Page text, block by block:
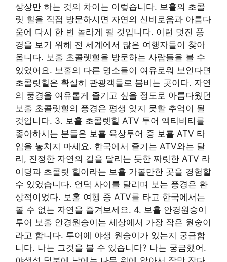
상상만 하는 것의 차이는 이렇습니다. 보홀의 초콜
릿 힐을 직접 방문하시면 자연의 신비로움과 아름다
움에 다시 한 번 놀라게 될 것입니다. 이런 멋진 풍
경을 보기 위해 전 세계에서 많은 여행자들이 찾아
옵니다. 보홀 초콜렛힐을 방문하는 사람들을 볼 수
있었어요. 보홀의 다른 명소들이 여유로워 보인다면
초콜릿힐은 확실히 관광객들로 붐비는 곳이다. 자연
의 풍경을 여유롭게 즐기고 싶을 정도로 아름다웠던
보홀 초콜릿힐의 풍경은 평생 잊지 못할 추억이 될
것입니다. 3. 보홀 초콜렛힐 ATV 투어 액티비티를
좋아하시는 분들은 보홀 육상투어 중 보홀 ATV 타
임을 놓치지 마세요. 한국에서 즐기는 ATV와는 달
리, 진정한 자연의 길을 달리는 듯한 짜릿한 ATV 라
이딩과 초콜릿 힐이라는 보홀 가볼만한 곳을 경험할
수 있었습니다. 언덕 사이를 달리며 보는 풍경은 환
상적이었다. 보홀 여행 중 ATV를 타고 한국에서는
볼 수 없는 자연을 즐겨보세요. 4. 보홀 안경원숭이
투어 보홀 안경원숭이는 세상에서 가장 작은 원숭이
라고 합니다. 투어에 야생 원숭이가 있는지 궁금합
니다. 나는 그것을 볼 수 있습니다? 나는 궁금했어.